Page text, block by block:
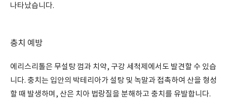
나타났습니다.
충치 예방
에리스리톨은 무설탕 껌과 치약, 구강 세척제에서도 발견할 수 있습
니다. 충치는 입안의 박테리아가 설탕 및 녹말과 접촉하여 산을 형성
할 때 발생하며, 산은 치아 법랑질을 분해하고 충치를 유발합니다.